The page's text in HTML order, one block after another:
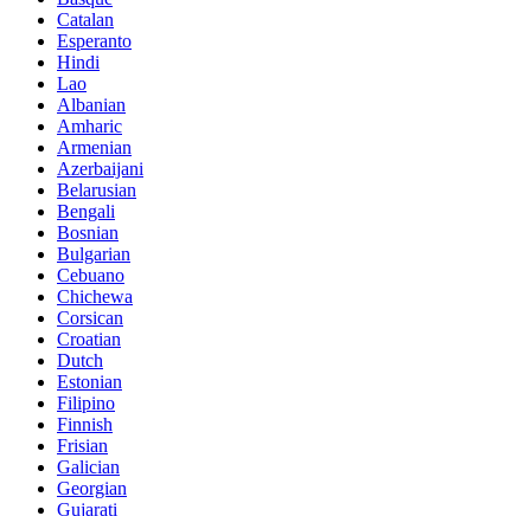
Catalan
Esperanto
Hindi
Lao
Albanian
Amharic
Armenian
Azerbaijani
Belarusian
Bengali
Bosnian
Bulgarian
Cebuano
Chichewa
Corsican
Croatian
Dutch
Estonian
Filipino
Finnish
Frisian
Galician
Georgian
Gujarati